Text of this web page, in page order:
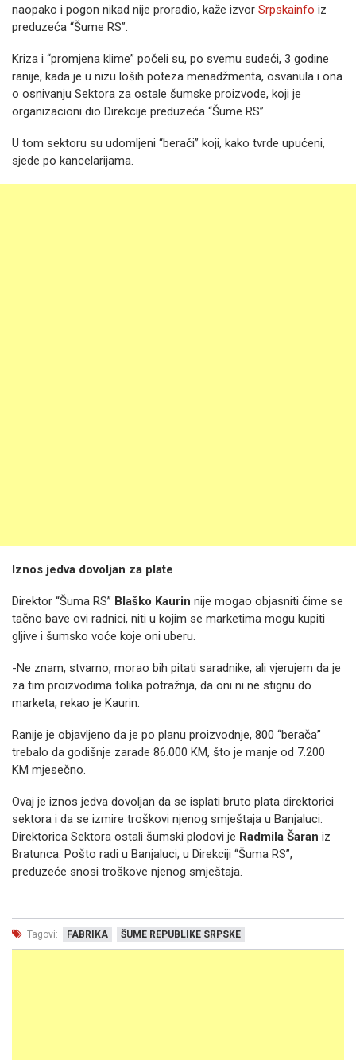
naopako i pogon nikad nije proradio, kaže izvor Srpskainfo iz
preduzeća “Šume RS”.
Kriza i “promjena klime” počeli su, po svemu sudeći, 3 godine
ranije, kada je u nizu loših poteza menadžmenta, osvanula i ona
o osnivanju Sektora za ostale šumske proizvode, koji je
organizacioni dio Direkcije preduzeća “Šume RS”.
U tom sektoru su udomljeni “berači” koji, kako tvrde upućeni,
sjede po kancelarijama.
Iznos jedva dovoljan za plate
Direktor “Šuma RS” Blaško Kaurin nije mogao objasniti čime se
tačno bave ovi radnici, niti u kojim se marketima mogu kupiti
gljive i šumsko voće koje oni uberu.
-Ne znam, stvarno, morao bih pitati saradnike, ali vjerujem da je
za tim proizvodima tolika potražnja, da oni ni ne stignu do
marketa, rekao je Kaurin.
Ranije je objavljeno da je po planu proizvodnje, 800 “berača”
trebalo da godišnje zarade 86.000 KM, što je manje od 7.200
KM mjesečno.
Ovaj je iznos jedva dovoljan da se isplati bruto plata direktorici
sektora i da se izmire troškovi njenog smještaja u Banjaluci.
Direktorica Sektora ostali šumski plodovi je Radmila Šaran iz
Bratunca. Pošto radi u Banjaluci, u Direkciji “Šuma RS”,
preduzeće snosi troškove njenog smještaja.
Tagovi: FABRIKA ŠUME REPUBLIKE SRPSKE